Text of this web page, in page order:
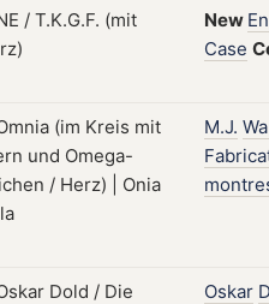
New
Case
M.J.
Oskar